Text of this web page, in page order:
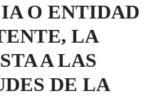
O ENTIDAD
LA
A LAS
DE LA